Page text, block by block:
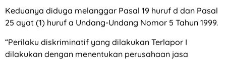
Keduanya diduga melanggar Pasal 19 huruf d dan Pasal
25 ayat (1) huruf a Undang-Undang Nomor 5 Tahun 1999.
“Perilaku diskriminatif yang dilakukan Terlapor I
dilakukan dengan menentukan perusahaan jasa